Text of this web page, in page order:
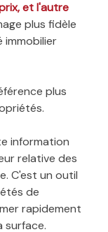
et l'autre
plus fidèle
immobilier
plus
information
relative des
C'est un outil
de
rapidement
surface.